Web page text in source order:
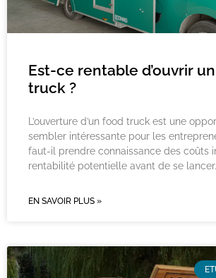
Est-ce rentable d’ouvrir
truck ?
L’ouverture d’un food truck est une
sembler intéressante pour les
faut-il prendre connaissance des coûts
rentabilité potentielle avant de se lancer.
EN SAVOIR PLUS »